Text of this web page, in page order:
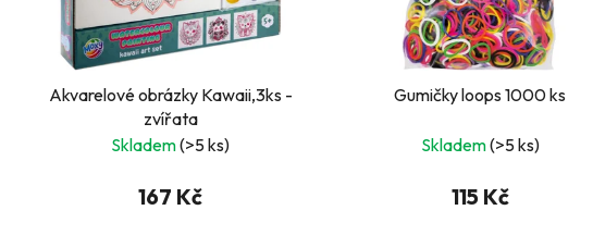
Akvarelové obrázky Kawaii,3ks -
zvířata
Skladem(>5 ks)
167 Kč
Gumičky loops 1000 ks
Skladem(>5 ks)
115 Kč